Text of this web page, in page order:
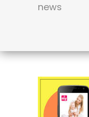
news